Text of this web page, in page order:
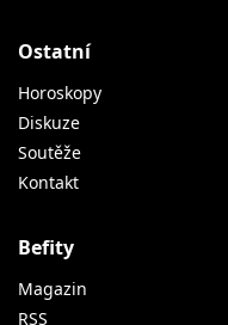
Ostatní
Horoskopy
Diskuze
Soutěže
Kontakt
Befity
Magazin
RSS